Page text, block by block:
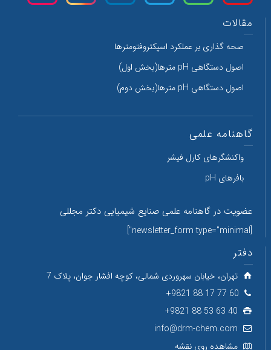
مقالات
صحه گذاری بر عملکرد اسپکتروفتومترها
اصول دستگاهی pH مترها(بخش اول)
اصول دستگاهی pH مترها(بخش دوم)
گاهنامه علمی
واکنشگرهای کارل فیشر
بافرهای pH
عضویت در گاهنامه علمی صنایع شیمیایی دکتر مجللی
[newsletter_form type="minimal"]
دفتر
تهران، خیابان سهروردی شمالی، کوچه افشار جوان، پلاک 7
60 77 17 88 9821+
40 63 53 88 9821+
info@drm-chem.com
مشاهده روی نقشه